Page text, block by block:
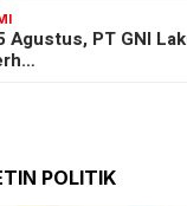
Agustus, PT GNI
POLITIK